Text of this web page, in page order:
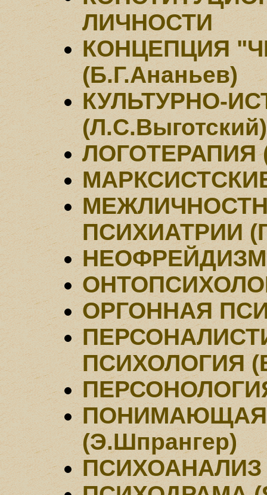
ЛИЧНОСТИ
КОНЦЕПЦИЯ
(Б.Г.Ананьев)
КУЛЬТУРНО-
(Л.С.Выготский)
ЛОГОТЕРАПИЯ
ПСИХИАТРИИ
НЕОФРЕЙДИЗМ
ОРГОННАЯ
ПСИХОЛОГИЯ
ПОНИМАЮЩАЯ
(Э.Шпрангер)
ПСИХОАНАЛИЗ